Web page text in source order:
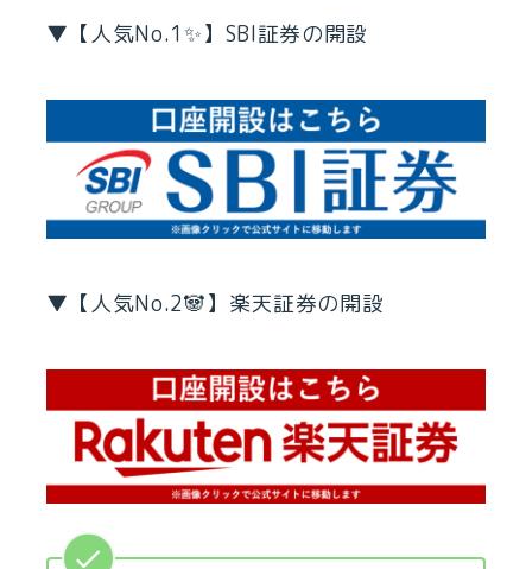
▼【人気No.1✨】SBI証券の開設
▼【人気No.2🐼】楽天証券の開設